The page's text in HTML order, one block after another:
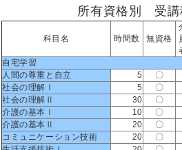
所有資格別 受講
科目名 時間数 無資格
自宅学習
人間の尊重と自立
5 〇
社会の理解Ⅰ 5 〇
社会の理解Ⅱ
30 〇
介護の基本Ⅰ
10 〇
介護の基本Ⅱ
20 〇
コミュニケーション技術
20 〇